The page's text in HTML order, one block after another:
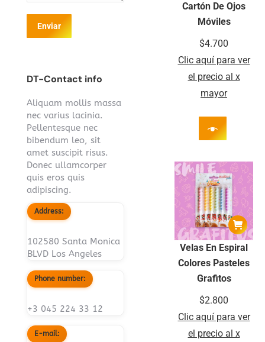
Cartón De Ojos
Móviles
$4.700
Clic aquí para ver
el precio al x
mayor
Velas En Espiral
Colores Pasteles
Grafitos
$2.800
Clic aquí para ver
el precio al x
Enviar
DT-Contact info
Aliquam mollis massa
nec varius lacinia.
Pellentesque nec
bibendum leo, sit
amet suscipit risus.
Donec ullamcorper
quis eros quis
adipiscing.
Address:
102580 Santa Monica
BLVD Los Angeles
Phone number:
+3 045 224 33 12
E-mail: